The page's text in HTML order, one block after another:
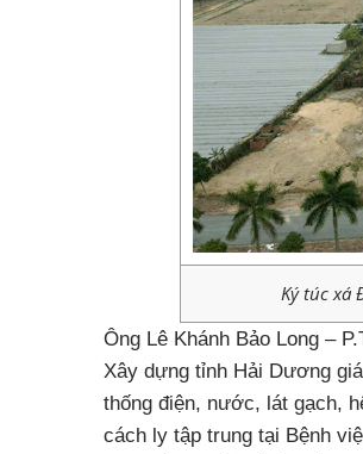
Ký túc xá
Ông Lê Khánh Bảo Long –
Xây dựng tỉnh Hải Dương
thống điện, nước, lát gạch,
cách ly tập trung tại Bệnh